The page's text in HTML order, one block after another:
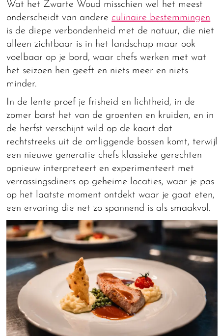
Wat het Zwarte Woud misschien wel het meest
onderscheidt van andere culinaire bestemmingen
is de diepe verbondenheid met de natuur, die niet
alleen zichtbaar is in het landschap maar ook
voelbaar op je bord, waar chefs werken met wat
het seizoen hen geeft en niets meer en niets
minder.
In de lente proef je frisheid en lichtheid, in de
zomer barst het van de groenten en kruiden, en in
de herfst verschijnt wild op de kaart dat
rechtstreeks uit de omliggende bossen komt, terwijl
een nieuwe generatie chefs klassieke gerechten
opnieuw interpreteert en experimenteert met
verrassingsdiners op geheime locaties, waar je pas
op het laatste moment ontdekt waar je gaat eten,
een ervaring die net zo spannend is als smaakvol.